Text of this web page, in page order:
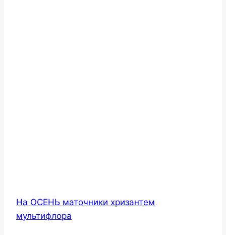
На ОСЕНЬ маточники хризантем
мультифлора